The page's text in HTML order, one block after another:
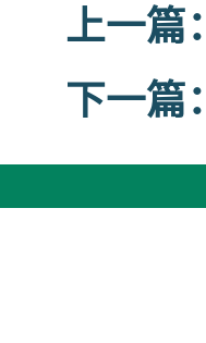
上一篇：
下一篇：